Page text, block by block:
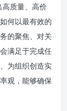
高质量、高价
何以最有效的
的聚焦、对关
满足于完成任
为组织创造实
观，能够确保